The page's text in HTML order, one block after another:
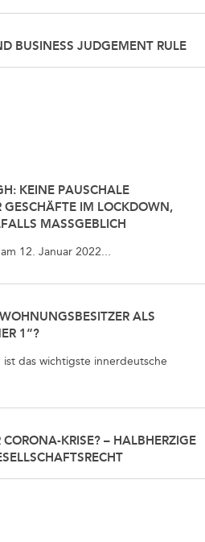
BUSINESS JUDGEMENT RULE
KEINE PAUSCHALE
GESCHÄFTE IM LOCKDOWN,
MASSGEBLICH
12. Januar 2022...
ALS
1“?
das wichtigste innerdeutsche
KRISE? – HALBHERZIGE